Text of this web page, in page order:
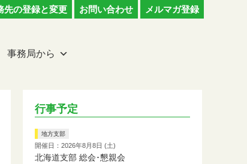
先の登録と変更 お問い合わせ メルマガ登録
事務局から
行事予定
地方支部
開催日：2026年8月8日 (土)
北海道支部 総会･懇親会